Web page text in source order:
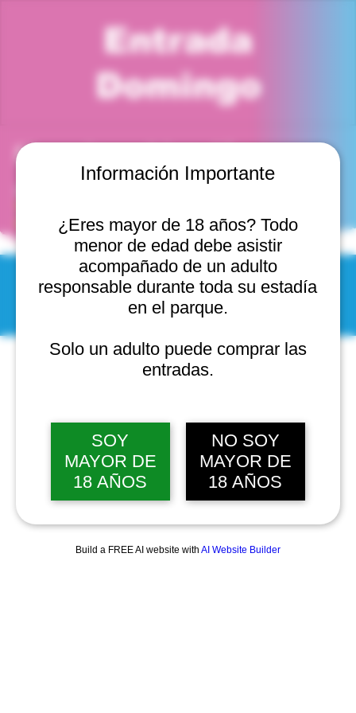
Información Importante
¿Eres mayor de 18 años? Todo
menor de edad debe asistir
acompañado de un adulto
responsable durante toda su estadía
en el parque.
Solo un adulto puede comprar las
entradas.
SOY
MAYOR DE
18 AÑOS
NO SOY
MAYOR DE
18 AÑOS
Build a FREE AI website with AI Website Builder
Entrada
Domingo
Horario y ubicación
del Mar, Valparaíso, Chile